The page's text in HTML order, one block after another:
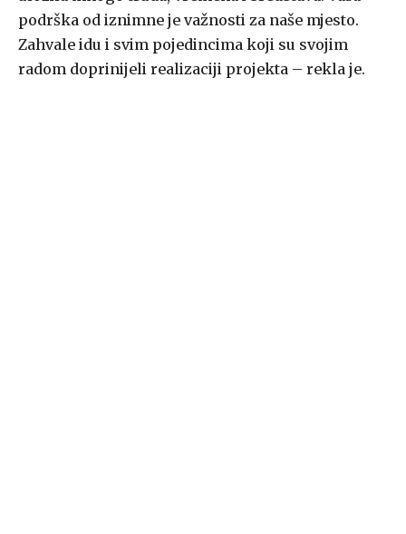
podrška od iznimne je važnosti za naše mjesto.
Zahvale idu i svim pojedincima koji su svojim
radom doprinijeli realizaciji projekta – rekla je.